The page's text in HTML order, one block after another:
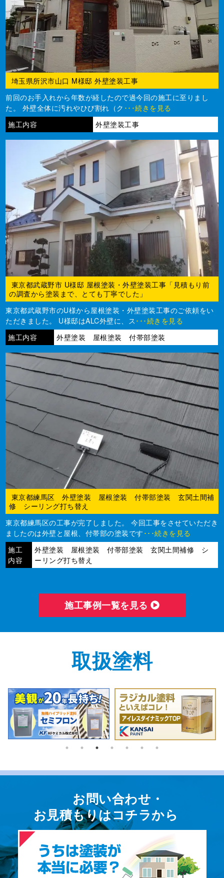
埼玉県所沢市山口 M様邸 外壁塗装工事
前回のお手入れから年数が経したので過今回の施工に至りまし
た。 外壁全体に汚れやひび割れ（ク ･･･続きを見る
施工内容
外壁塗装工事
東京都武蔵野市 U様邸 屋根塗装・外壁塗装工事「見積もり前
の調査から塗装まで、とても丁寧でした」
東京都武蔵野市のU様から屋根塗装・外壁塗装工事のご依頼をい
ただきました。 U様邸はALC外壁に、ス ･･･続きを見る
施工内容
外壁塗装 屋根塗装 付帯部塗装
東京都練馬区 外壁塗装 屋根塗装 付帯部塗装 玄関土間補
修 シーリング打ち替え
東京都練馬区の工事が完了しました。 今回工事をさせていただき
ましたのは外壁と屋根、付帯部の塗装です ･･･続きを見る
施工
内容
外壁塗装 屋根塗装 付帯部塗装 玄関土間補修 シ
ーリング打ち替え
施⼯事例⼀覧を⾒る
取扱塗料
お問い合わせ・
お⾒積もりはコチラから